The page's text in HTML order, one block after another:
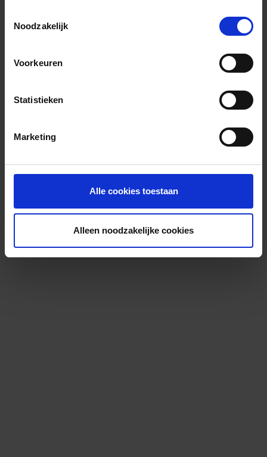
Noodzakelijk
Voorkeuren
Statistieken
Marketing
Alle cookies toestaan
Alleen noodzakelijke cookies